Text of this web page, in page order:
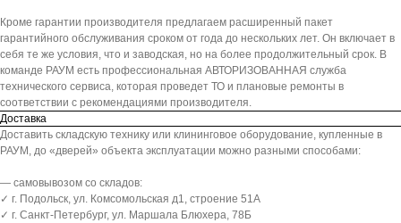
Кроме гарантии производителя предлагаем расширенный пакет
гарантийного обслуживания сроком от года до нескольких лет. Он включает в
себя те же условия, что и заводская, но на более продолжительный срок. В
команде РАУМ есть профессиональная АВТОРИЗОВАННАЯ служба
технического сервиса, которая проведет ТО и плановые ремонты в
соответствии с рекомендациями производителя.
Доставка
Доставить складскую технику или клининговое оборудование, купленные в
РАУМ, до «дверей» объекта эксплуатации можно разными способами:
— самовывозом со складов:
✓ г. Подольск, ул. Комсомольская д1, строение 51А
✓ г. Санкт-Петербург, ул. Маршала Блюхера, 78Б